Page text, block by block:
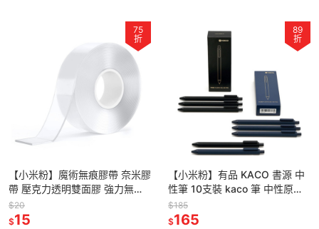
75
折
【小米粉】魔術無痕膠帶 奈米膠
帶 壓克力透明雙面膠 強力無痕
貼 萬能無痕貼 壓克力雙面膠 無
痕強力膠帶 新型壓克力膠
$20
$15
89
折
【小米粉】有品 KACO 書源 中
性筆 10支裝 kaco 筆 中性原子
筆 好寫原子筆
$185
$165